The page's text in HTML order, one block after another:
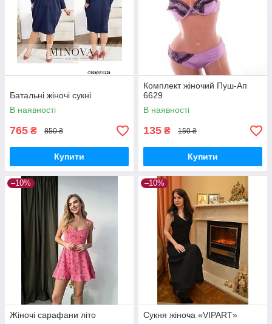
Батальні жіночі сукні
В наявності
765 ₴ 850 ₴
Купити
Комплект жіночий Пуш-Ап
6629
В наявності
135 ₴ 150 ₴
Купити
–10%
Жіночі сарафани літо
–10%
Сукня жіноча «VIPART»